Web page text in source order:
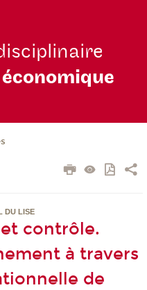
économique
DU LISE
contrôle.
à travers
de